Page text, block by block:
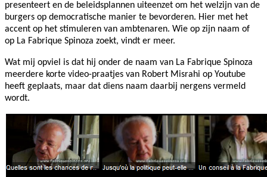
presenteert en de beleidsplannen uiteenzet om het welzijn van de
burgers op democratische manier te bevorderen. Hier met het
accent op het stimuleren van ambtenaren. Wie op zijn naam of
op La Fabrique Spinoza zoekt, vindt er meer.
Wat mij opviel is dat hij onder de naam van La Fabrique Spinoza
meerdere korte video-praatjes van Robert Misrahi op Youtube
heeft geplaats, maar dat diens naam daarbij nergens vermeld
wordt.